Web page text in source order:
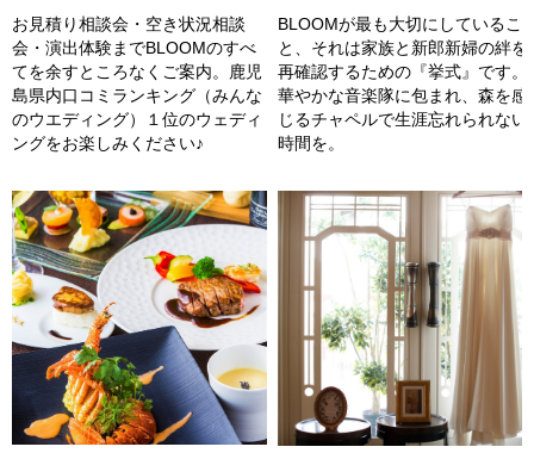
お見積り相談会・空き状況相談
会・演出体験までBLOOMのすべ
てを余すところなくご案内。鹿児
島県内口コミランキング（みんな
のウエディング）１位のウェディ
ングをお楽しみください♪
BLOOMが最も大切にしているこ
と、それは家族と新郎新婦の絆を
再確認するための『挙式』です。
華やかな音楽隊に包まれ、森を感
じるチャペルで生涯忘れられない
時間を。